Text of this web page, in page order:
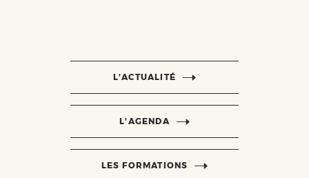
L’ACTUALITÉ
L’AGENDA
LES FORMATIONS